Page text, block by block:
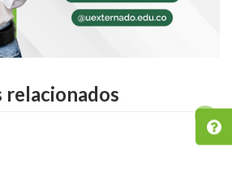
relacionados